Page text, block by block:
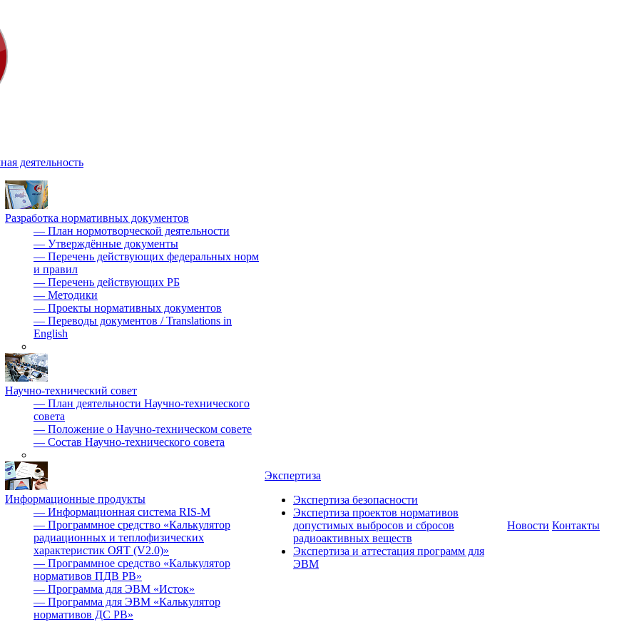
деятельность
Разработка нормативных документов
— План нормотворческой деятельности
— Утверждённые документы
— Перечень действующих федеральных норм
и правил
— Перечень действующих РБ
— Методики
— Проекты нормативных документов
— Переводы документов / Translations in
English
Научно-технический совет
— План деятельности Научно-технического
совета
— Положение о Научно-техническом совете
— Состав Научно-технического совета
Информационные продукты
— Информационная система RIS-M
— Программное средство «Калькулятор
радиационных и теплофизических
характеристик ОЯТ (V2.0)»
— Программное средство «Калькулятор
нормативов ПДВ РВ»
— Программа для ЭВМ «Исток»
— Программа для ЭВМ «Калькулятор
нормативов ДС РВ»
Экспертиза
Экспертиза безопасности
Экспертиза проектов нормативов
допустимых выбросов и сбросов
радиоактивных веществ
Экспертиза и аттестация программ для
ЭВМ
Новости Контакты